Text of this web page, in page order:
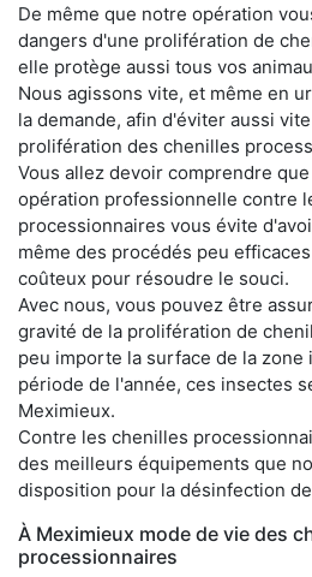
De même que notre opération
dangers d'une prolifération de
elle protège aussi tous vos
Nous agissons vite, et même en
la demande, afin d'éviter aussi
prolifération des chenilles
Vous allez devoir comprendre
opération professionnelle contre
processionnaires vous évite
même des procédés peu
coûteux pour résoudre le souci.
Avec nous, vous pouvez être
gravité de la prolifération de
peu importe la surface de la zone
période de l'année, ces insectes
Meximieux.
Contre les chenilles
des meilleurs équipements que
disposition pour la désinfection
À Meximieux mode de vie des
processionnaires